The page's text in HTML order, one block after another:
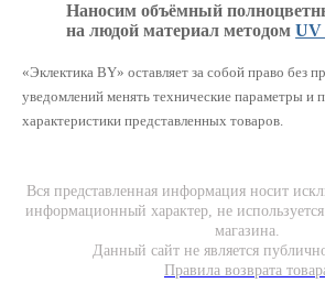
Наносим объёмный
на людой материал методомUV
«Эклектика BY» оставляет за собой право без
уведомлений менять технические параметры и
характеристики представленных товаров.
Вся представленная информация носит
информационный характер, не
магазина.
Данный сайт не является
Правила возврата